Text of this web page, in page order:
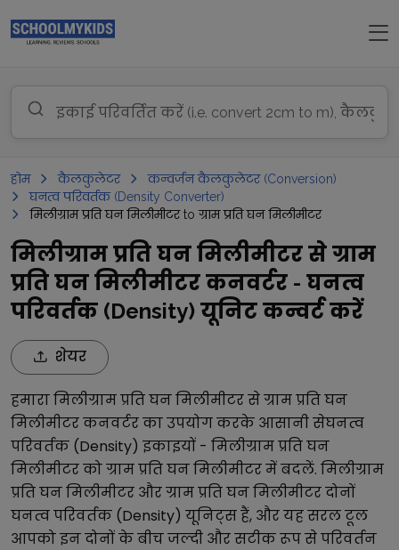
होम कैलकुलेटर
कन्वर्जन कैलकुलेटर (Conversion)
घनत्व परिवर्तक (Density Converter)
मिलीग्राम प्रति घन मिलीमीटर to ग्राम प्रति घन मिलीमीटर
मिलीग्राम प्रति घन मिलीमीटर से ग्राम
प्रति घन मिलीमीटर कनवर्टर - घनत्व
परिवर्तक (Density) यूनिट कन्वर्ट करें
शेयर
हमारामिलीग्राम प्रति घन मिलीमीटरसेग्राम प्रति घन
मिलीमीटरकनवर्टर का उपयोग करके आसानी सेघनत्व
परिवर्तक (Density) इकाइयों - मिलीग्राम प्रति घन
मिलीमीटरकोग्राम प्रति घन मिलीमीटरमें बदलें. मिलीग्राम
प्रति घन मिलीमीटर औरग्राम प्रति घन मिलीमीटरदोनों
घनत्व परिवर्तक (Density) यूनिट्स हैं, और यह सरल टूल
आपको इन दोनों के बीच जल्दी और सटीक रूप से परिवर्तन